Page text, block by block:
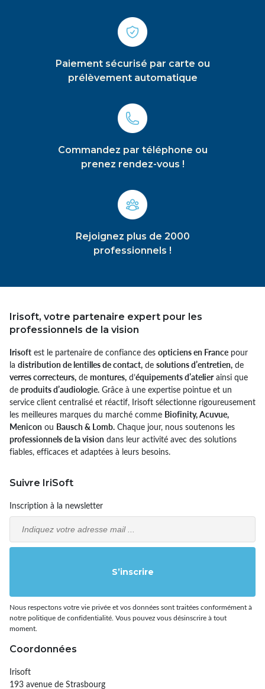
Paiement sécurisé par carte ou
prélèvement automatique
Commandez par téléphone ou
prenez rendez-vous !
Rejoignez plus de 2000
professionnels !
Irisoft, votre partenaire expert pour les
professionnels de la vision
Irisoft est le partenaire de confiance des opticiens en France pour
la distribution de lentilles de contact, de solutions d’entretien, de
verres correcteurs, de montures, d’équipements d’atelierainsi que
de produits d’audiologie. Grâce à une expertise pointue et un
service client centralisé et réactif, Irisoft sélectionne rigoureusement
les meilleures marques du marché comme Biofinity, Acuvue,
Menicon ou Bausch & Lomb. Chaque jour, nous soutenons les
professionnels de la vision dans leur activité avec des solutions
fiables, efficaces et adaptées à leurs besoins.
Suivre IriSoft
Inscription à la newsletter
Email
S’inscrire
Nous respectons votre vie privée et vos données sont traitées conformément à
notre politique de confidentialité. Vous pouvez vous désinscrire à tout
moment.
Coordonnées
Irisoft
193 avenue de Strasbourg